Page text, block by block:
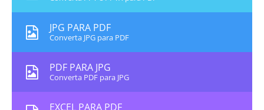
JPG PARA PDF
Converta JPG para PDF
PDF PARA JPG
Converta PDF para JPG
EXCEL PARA PDF